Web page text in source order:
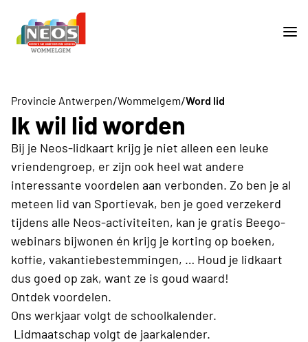
Provincie Antwerpen/Wommelgem/Word lid
Ik wil lid worden
Bij je Neos-lidkaart krijg je niet alleen een leuke
vriendengroep, er zijn ook heel wat andere
interessante voordelen aan verbonden. Zo ben je al
meteen lid van Sportievak, ben je goed verzekerd
tijdens alle Neos-activiteiten, kan je gratis Beego-
webinars bijwonen én krijg je korting op boeken,
koffie, vakantiebestemmingen, … Houd je lidkaart
dus goed op zak, want ze is goud waard!
Ontdek voordelen.
Ons werkjaar volgt de schoolkalender.
Lidmaatschap volgt de jaarkalender.